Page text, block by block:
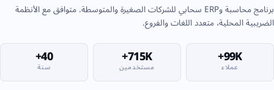
برنامج محاسبة وERP سحابي للشركات الصغيرة والمتوسطة. متوافق مع الأنظمة
الضريبية المحلية، متعدد اللغات والفروع.
99K+
عملاء 715K+
مستخدمين 40+
سنة